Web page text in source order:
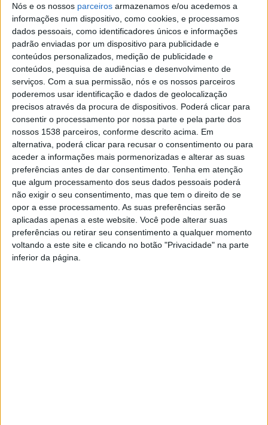
Nós e os nossos parceiros armazenamos e/ou acedemos a
informações num dispositivo, como cookies, e processamos
dados pessoais, como identificadores únicos e informações
padrão enviadas por um dispositivo para publicidade e
conteúdos personalizados, medição de publicidade e
conteúdos, pesquisa de audiências e desenvolvimento de
serviços. Com a sua permissão, nós e os nossos parceiros
poderemos usar identificação e dados de geolocalização
precisos através da procura de dispositivos. Poderá clicar para
consentir o processamento por nossa parte e pela parte dos
nossos 1538 parceiros, conforme descrito acima. Em
alternativa, poderá clicar para recusar o consentimento ou para
aceder a informações mais pormenorizadas e alterar as suas
preferências antes de dar consentimento. Tenha em atenção
que algum processamento dos seus dados pessoais poderá
não exigir o seu consentimento, mas que tem o direito de se
opor a esse processamento. As suas preferências serão
aplicadas apenas a este website. Você pode alterar suas
preferências ou retirar seu consentimento a qualquer momento
voltando a este site e clicando no botão "Privacidade" na parte
inferior da página.
Os mais novos também têm lugar de destaque nas
festividades
No feriado nacional desta quarta-feira, as festividades
continuam com uma programação especialmente rica e
diversificada. Às 10h00, a Academia de Música de Vila
Verde apresenta o musical “Dance!”, na Praça de Santo
António. À mesma hora, realiza-se a Prova de Santo
António de Tiro aos Pratos, Taça Município de Vila
Verde, no Campo de Tiro Dr. Domingos Pereira, na
Cruz do Reguengo, organizada pelo Clube de Caça e
Pesca de Vila Verde.